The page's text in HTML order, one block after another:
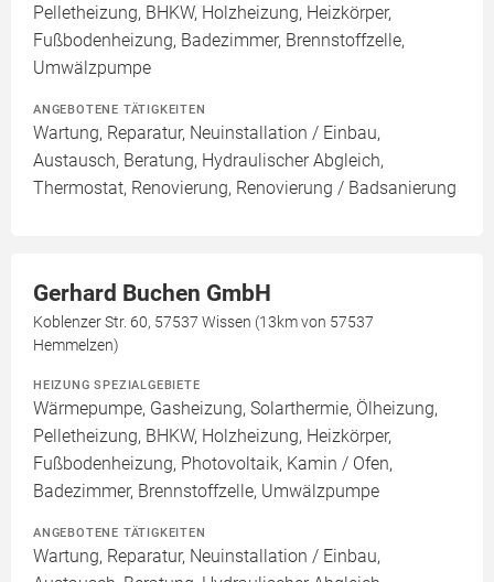
Pelletheizung, BHKW, Holzheizung, Heizkörper,
Fußbodenheizung, Badezimmer, Brennstoffzelle,
Umwälzpumpe
ANGEBOTENE TÄTIGKEITEN
Wartung, Reparatur, Neuinstallation / Einbau,
Austausch, Beratung, Hydraulischer Abgleich,
Thermostat, Renovierung, Renovierung / Badsanierung
Gerhard Buchen GmbH
Koblenzer Str. 60, 57537 Wissen (13km von 57537
Hemmelzen)
HEIZUNG SPEZIALGEBIETE
Wärmepumpe, Gasheizung, Solarthermie, Ölheizung,
Pelletheizung, BHKW, Holzheizung, Heizkörper,
Fußbodenheizung, Photovoltaik, Kamin / Ofen,
Badezimmer, Brennstoffzelle, Umwälzpumpe
ANGEBOTENE TÄTIGKEITEN
Wartung, Reparatur, Neuinstallation / Einbau,